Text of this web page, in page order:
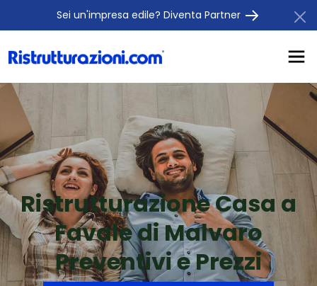
Sei un'impresa edile? Diventa Partner
Ristrutturazione Casa a
Favale di Malvaro
Preventivi e Prezzi